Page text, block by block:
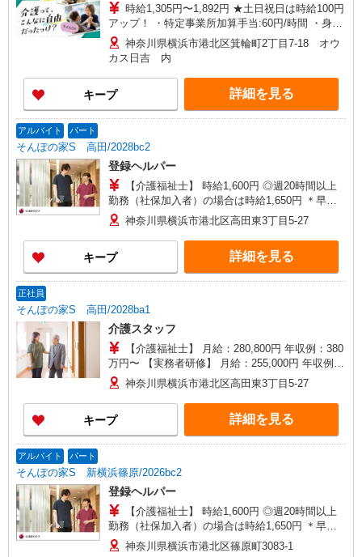
時給1,305円〜1,892円 ★土日祝日は時給100円
アップ！ ・特定事業所加算手当:60円/時間 ・身体
介護手当:500円/時間 ・早朝夜間深夜手当:300円/
時間 （18:00〜翌07:59の時間帯） ・ICT手
当:2,000円/月 ・深夜割増は別途支給 ・ケア→ケ
アの移動時間も賃金（時給）を支給 ※給与幅は資
格・経験等による
神奈川県横浜市港北区箕輪町2丁目7-18 オウ
カス日吉 内
キープ 詳細を見る
アルバイト パート
そんぽの家S 高田/2028bc2
登録ヘルパー
【介護福祉士】 時給1,600円 ◎週20時間以上
勤務（社保加入者）の場合は時給1,650円 ＊早朝
夜間（〜8:00、18:00〜）：時給2,000円〜 ＊日曜
祝日：時給1,900円〜 【実務者研修・初任者研修
（ヘルパー1級・2級）】 時給1,520円 ◎週20時間
以上勤務（社保加入者）の場合は時給1,570円 ＊
早朝夜間（〜8:00、18:00〜）：時給1,900円〜 ＊
が同時給 ◎キャンセル手当：職務時給の60％支給
神奈川県横浜市港北区高田東3丁目5-27
キープ 詳細を見る
正社員
そんぽの家S 高田/2028ba1
介護スタッフ
【介護福祉士】 月給：280,800円 年収例：380
万円〜 【実務者研修】 月給：255,000円 年収例：
346万円〜 【初任者研修】 月給：245,300円 年収
例：340万円〜 ※職務手当、働きがい向上手当、
日祝手当（月平均2回分）、夜勤手当（月平均5回
分）等、毎月平均的に支払われる手当を含みま
す。 ※介護福祉士のみ、特別職務手当も含む ◎残
与 基本給2.08ヶ月分/年支給
神奈川県横浜市港北区高田東3丁目5-27
キープ 詳細を見る
アルバイト パート
そんぽの家S 新横浜篠原/2026bc2
登録ヘルパー
【介護福祉士】 時給1,600円 ◎週20時間以上
勤務（社保加入者）の場合は時給1,650円 ＊早朝
夜間（〜8:00、18:00〜）：時給2,000円〜 ＊日曜
神奈川県横浜市港北区篠原町3083-1